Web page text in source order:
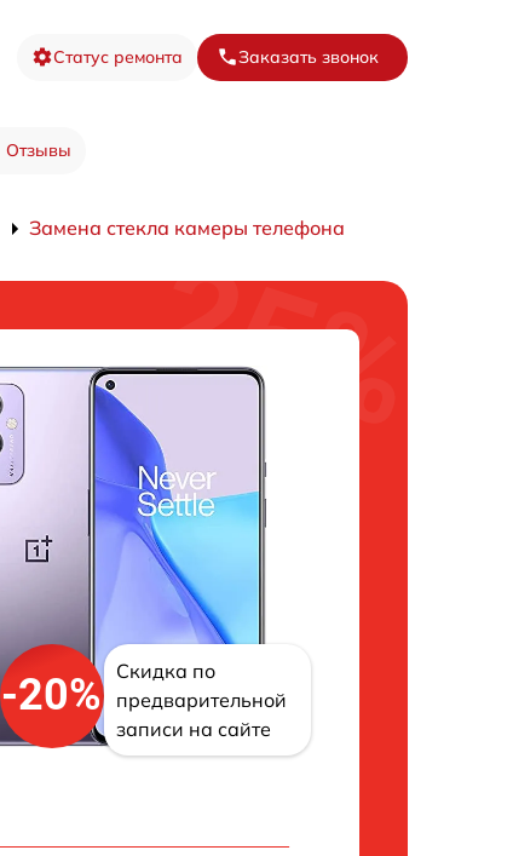
Статус ремонта Заказать звонок
Отзывы
Замена стекла камеры телефона
-20%
Скидка по
предварительной
записи на сайте